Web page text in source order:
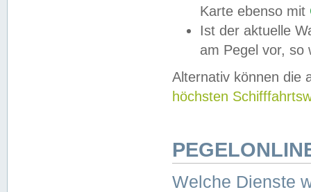
Karte ebenso mit
Ist der aktuelle
am Pegel vor,
Alternativ können die
höchsten
Welche Dienste